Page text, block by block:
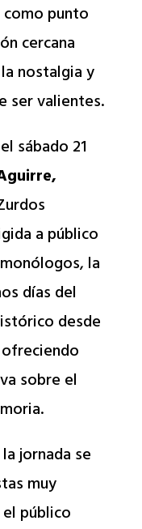
punto
cercana
nostalgia y
ser valientes.
sábado 21
a público
la
días del
desde
sobre el
jornada se
muy
público